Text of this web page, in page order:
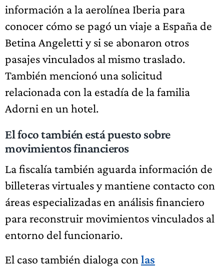
información a la aerolínea Iberia para
conocer cómo se pagó un viaje a España de
Betina Angeletti y si se abonaron otros
pasajes vinculados al mismo traslado.
También mencionó una solicitud
relacionada con la estadía de la familia
Adorni en un hotel.
El foco también está puesto sobre
movimientos financieros
La fiscalía también aguarda información de
billeteras virtuales y mantiene contacto con
áreas especializadas en análisis financiero
para reconstruir movimientos vinculados al
entorno del funcionario.
El caso también dialoga con las